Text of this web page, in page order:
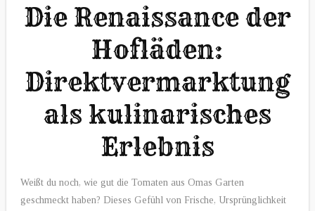
Die Renaissance der
Hofläden:
Direktvermarktung
als kulinarisches
Erlebnis
Weißt du noch, wie gut die Tomaten aus Omas Garten
geschmeckt haben? Dieses Gefühl von Frische, Ursprünglichkeit